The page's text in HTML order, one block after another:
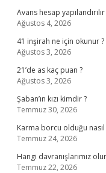
Avans hesap yapılandırılır
Ağustos 4, 2026
41 inşirah ne için okunur ?
Ağustos 3, 2026
21’de as kaç puan ?
Ağustos 3, 2026
Şaban’ın kızı kimdir ?
Temmuz 30, 2026
Karma borcu olduğu nasıl
Temmuz 24, 2026
Hangi davranışlarımız
Temmuz 22, 2026